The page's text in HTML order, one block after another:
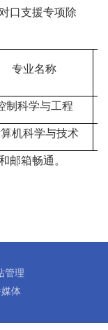
口支援专项除
专业名称
制科学与工程
机科学与技术
邮箱畅通。
管理
体